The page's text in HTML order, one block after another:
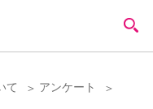
て
アンケート